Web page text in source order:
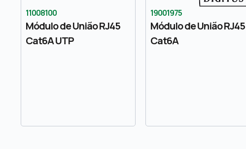
11008100
Módulo de União RJ45
Cat6A UTP
19001975
Módulo de União RJ45
Cat6A